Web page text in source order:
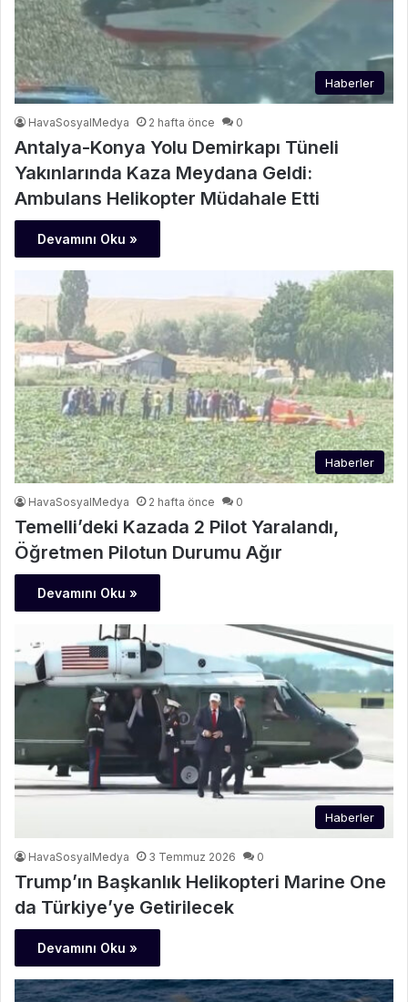
Haberler
HavaSosyalMedya 2 hafta önce 0
Antalya-Konya Yolu Demirkapı Tüneli
Yakınlarında Kaza Meydana Geldi:
Ambulans Helikopter Müdahale Etti
Devamını Oku »
Haberler
HavaSosyalMedya 2 hafta önce 0
Temelli’deki Kazada 2 Pilot Yaralandı,
Öğretmen Pilotun Durumu Ağır
Devamını Oku »
Haberler
HavaSosyalMedya 3 Temmuz 2026 0
Trump’ın Başkanlık Helikopteri Marine One
da Türkiye’ye Getirilecek
Devamını Oku »